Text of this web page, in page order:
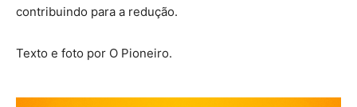
contribuindo para a redução.
Texto e foto por O Pioneiro.